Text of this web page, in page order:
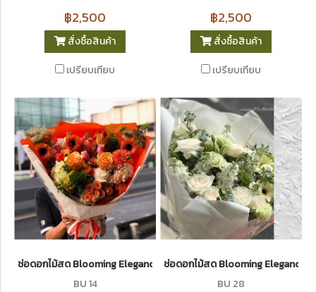
฿2,500
สั่งซื้อสินค้า
เปรียบเทียบ
฿2,500
สั่งซื้อสินค้า
เปรียบเทียบ
ช่อดอกไม้สด Blooming Elegance 14 I Le Floriste
BU 14
ช่อดอกไม้สด Blooming
BU 28